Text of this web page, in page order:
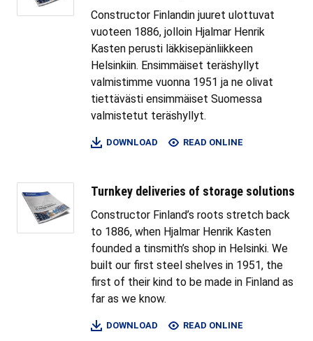
Constructor Finlandin juuret ulottuvat
vuoteen 1886, jolloin Hjalmar Henrik
Kasten perusti läkkisepänliikkeen
Helsinkiin. Ensimmäiset teräshyllyt
valmistimme vuonna 1951 ja ne olivat
tiettävästi ensimmäiset Suomessa
valmistetut teräshyllyt.
DOWNLOAD READ ONLINE
Turnkey deliveries of storage solutions
Constructor Finland’s roots stretch back
to 1886, when Hjalmar Henrik Kasten
founded a tinsmith’s shop in Helsinki. We
built our first steel shelves in 1951, the
first of their kind to be made in Finland as
far as we know.
DOWNLOAD READ ONLINE